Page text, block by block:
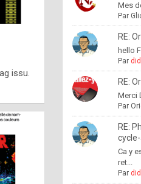
issu.
Mes
Par
RE:
hello
Par
RE:
Merci
Par
RE:
Ca y
ret...
Par